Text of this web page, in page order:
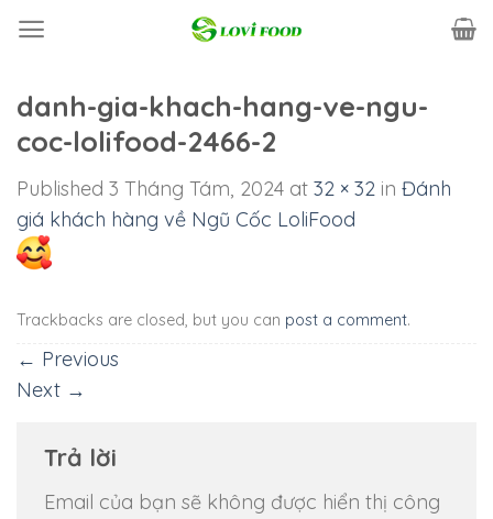
danh-gia-khach-hang-ve-ngu-
coc-lolifood-2466-2
Published 3 Tháng Tám, 2024 at 32 × 32 in Đánh
giá khách hàng về Ngũ Cốc LoliFood
Trackbacks are closed, but you can post a comment.
← Previous
Next →
Trả lời
Email của bạn sẽ không được hiển thị công